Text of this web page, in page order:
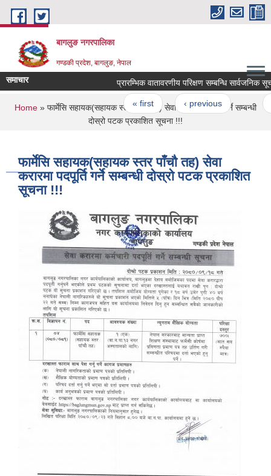
Skip to main content
बागलुङ नगरपालिका
गण्डकी प्रदेश, बागलुङ, नेपाल
समाचार प्रारम्भिक वातावरणीय परिक्षण सम्बन्धि सार्वजनिक सूचना
Pages
« first ‹ previous …
You are here
Home » फार्मेसि सहायक(सहायक स्तर पाँचौ तह) सेवा करारमा पदपूर्ति गर्ने सम्बन्धी
दाेस्रो पटक प्रकाशित सूचना !!!
फार्मेसि सहायक(सहायक स्तर पाँचौ तह) सेवा
करारमा पदपूर्ति गर्ने सम्बन्धी दाेस्रो पटक प्रकाशित
सूचना !!!